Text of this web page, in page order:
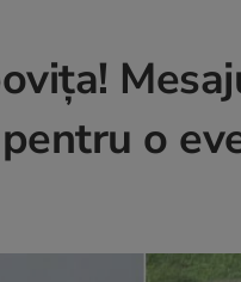
o